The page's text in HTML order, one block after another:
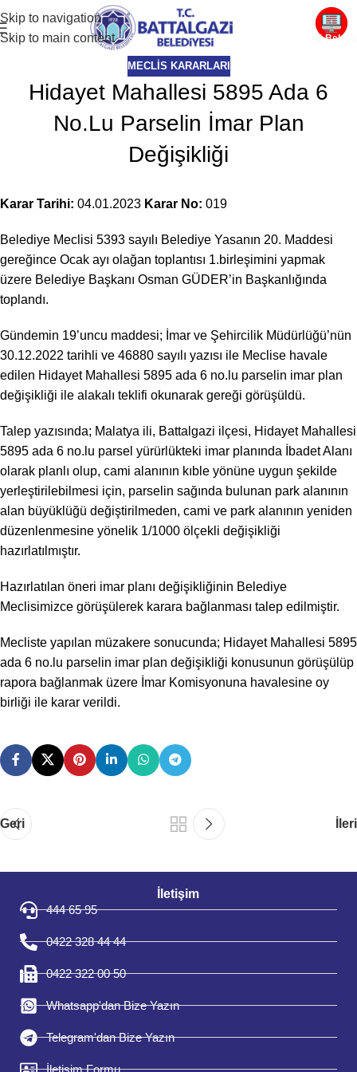
Skip to navigation
Skip to main content
E-
MECLIS KARARLARI
Hidayet Mahallesi 5895 Ada 6
No.Lu Parselin İmar Plan
Değişikliği
Karar Tarihi: 04.01.2023 Karar No: 019
Belediye Meclisi 5393 sayılı Belediye Yasanın 20. Maddesi
gereğince Ocak ayı olağan toplantısı 1.birleşimini yapmak
üzere Belediye Başkanı Osman GÜDER’in Başkanlığında
toplandı.
Gündemin 19’uncu maddesi; İmar ve Şehircilik Müdürlüğü’nün
30.12.2022 tarihli ve 46880 sayılı yazısı ile Meclise havale
edilen Hidayet Mahallesi 5895 ada 6 no.lu parselin imar plan
değişikliği ile alakalı teklifi okunarak gereği görüşüldü.
Talep yazısında; Malatya ili, Battalgazi ilçesi, Hidayet Mahallesi
5895 ada 6 no.lu parsel yürürlükteki imar planında İbadet Alanı
olarak planlı olup, cami alanının kıble yönüne uygun şekilde
yerleştirilebilmesi için, parselin sağında bulunan park alanının
alan büyüklüğü değiştirilmeden, cami ve park alanının yeniden
düzenlenmesine yönelik 1/1000 ölçekli değişikliği
hazırlatılmıştır.
Hazırlatılan öneri imar planı değişikliğinin Belediye
Meclisimizce görüşülerek karara bağlanması talep edilmiştir.
Mecliste yapılan müzakere sonucunda; Hidayet Mahallesi 5895
ada 6 no.lu parselin imar plan değişikliği konusunun görüşülüp
rapora bağlanmak üzere İmar Komisyonuna havalesine oy
birliği ile karar verildi.
Geri İleri
İletişim
444 65 95
0422 328 44 44
0422 322 00 50
Whatsapp'dan Bize Yazın
Telegram'dan Bize Yazın
İletişim Formu